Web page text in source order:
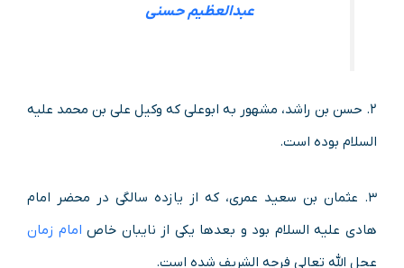
عبدالعظیم حسنی
۲. حسن بن راشد، مشهور به ابوعلی که وکیل علی بن محمد علیه
السلام بوده است.
۳. عثمان بن سعید عمری، که از یازده سالگی در محضر امام
هادی علیه السلام بود و بعدها یکی از نایبان خاص امام زمان
عجل الله تعالی فرجه الشریف شده است.